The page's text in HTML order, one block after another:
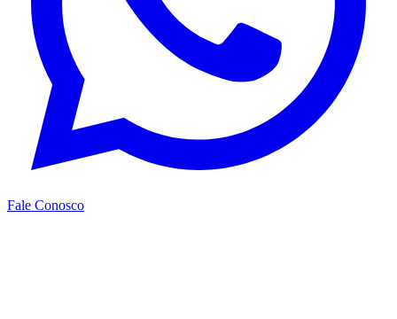
Fale Conosco